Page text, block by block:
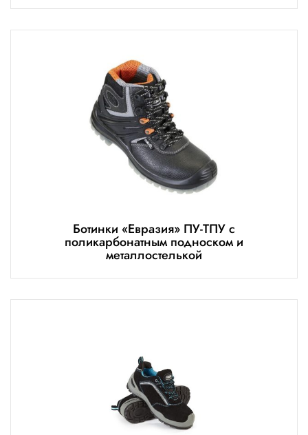
Ботинки «Евразия» ПУ-ТПУ с
поликарбонатным подноском и
металлостелькой